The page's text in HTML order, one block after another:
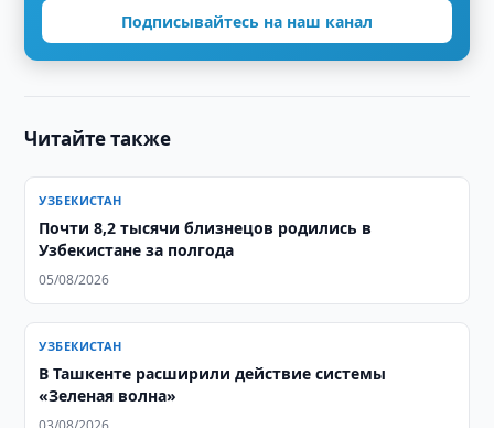
Подписывайтесь на наш канал
Читайте также
УЗБЕКИСТАН
Почти 8,2 тысячи близнецов родились в
Узбекистане за полгода
05/08/2026
УЗБЕКИСТАН
В Ташкенте расширили действие системы
«Зеленая волна»